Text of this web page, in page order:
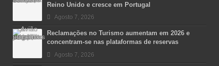
Reino Unido e cresce em Portugal
Agosto 7, 2026
Reclamações no Turismo aumentam em 2026 e
concentram-se nas plataformas de reservas
Agosto 7, 2026